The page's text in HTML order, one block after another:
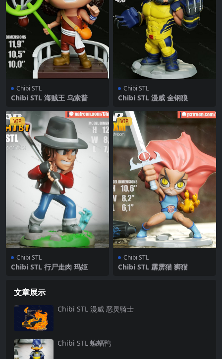
Chibi STL
Chibi STL 海贼王 乌索普
Chibi STL
Chibi STL 漫威 金钢狼
VIP
Chibi STL
Chibi STL 行尸走肉 玛姬
VIP
Chibi STL
Chibi STL 霹雳猫 狮猫
文章展示
Chibi STL 漫威 恶灵骑士
Chibi STL 蝙蝠鸭